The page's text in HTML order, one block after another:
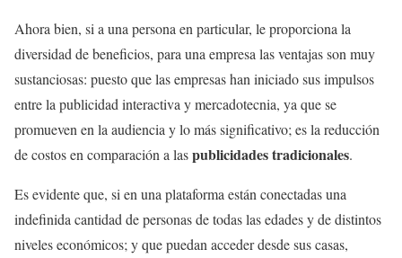
Ahora bien, si a una persona en particular, le proporciona la
diversidad de beneficios, para una empresa las ventajas son muy
sustanciosas: puesto que las empresas han iniciado sus impulsos
entre la publicidad interactiva y mercadotecnia, ya que se
promueven en la audiencia y lo más significativo; es la reducción
de costos en comparación a laspublicidades tradicionales.
Es evidente que, si en una plataforma están conectadas una
indefinida cantidad de personas de todas las edades y de distintos
niveles económicos; y que puedan acceder desde sus casas,